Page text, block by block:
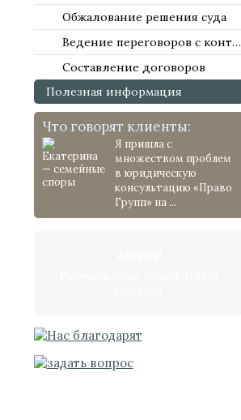
Обжалование решения суда
Ведение переговоров с контрагентами
Составление договоров
Полезная информация
Что говорят клиенты:
Я пришла с
множеством проблем
в юридическую
консультацию «Право
Групп» на ...